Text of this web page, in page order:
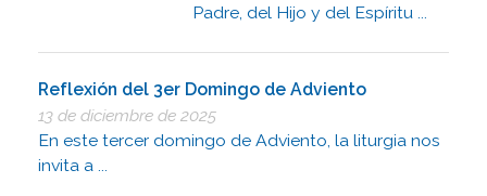
Padre, del Hijo y del Espíritu ...
Reflexión del 3er Domingo de Adviento
13 de diciembre de 2025
En este tercer domingo de Adviento, la liturgia nos
invita a ...